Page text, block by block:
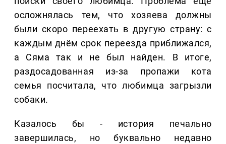
осложнялась тем, что хозяева должны
были скоро переехать в другую страну: с
каждым днём срок переезда приближался,
а Сяма так и не был найден. В итоге,
раздосадованная из-за пропажи кота
семья посчитала, что любимца загрызли
собаки.
Казалось бы - история печально
завершилась, но буквально недавно